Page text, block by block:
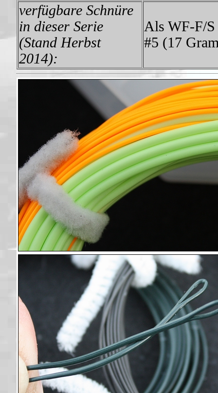
verfügbare Schnüre
in dieser Serie
(Stand Herbst
2014):
Als WF-F/
#5 (17